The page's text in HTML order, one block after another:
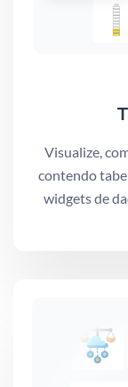
Visualize,
contendo
widgets de